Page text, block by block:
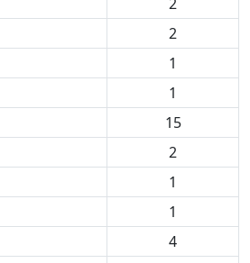
2
1
1
15
2
1
1
4